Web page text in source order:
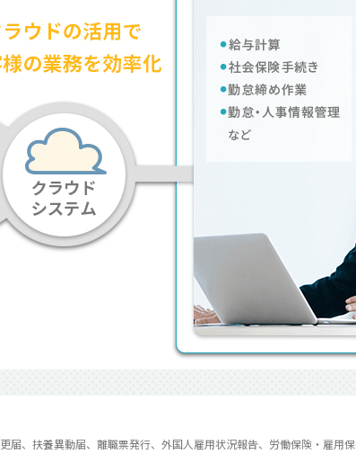
、扶養異動届、離職票発行、外国人雇用状況報告、労働保険・雇用